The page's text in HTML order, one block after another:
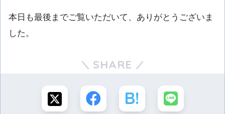
本日も最後までご覧いただいて、ありがとうございま
した。
SHARE